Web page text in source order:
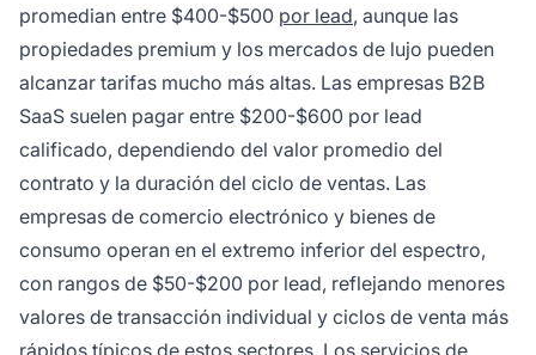
promedian entre $400-$500 por lead, aunque las
propiedades premium y los mercados de lujo pueden
alcanzar tarifas mucho más altas. Las empresas B2B
SaaS suelen pagar entre $200-$600 por lead
calificado, dependiendo del valor promedio del
contrato y la duración del ciclo de ventas. Las
empresas de comercio electrónico y bienes de
consumo operan en el extremo inferior del espectro,
con rangos de $50-$200 por lead, reflejando menores
valores de transacción individual y ciclos de venta más
rápidos típicos de estos sectores. Los servicios de